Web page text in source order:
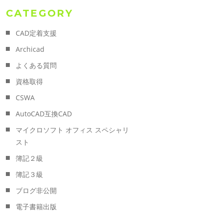
CATEGORY
CAD定着支援
Archicad
よくある質問
資格取得
CSWA
AutoCAD互換CAD
マイクロソフト オフィス スペシャリ
スト
簿記２級
簿記３級
ブログ非公開
電子書籍出版